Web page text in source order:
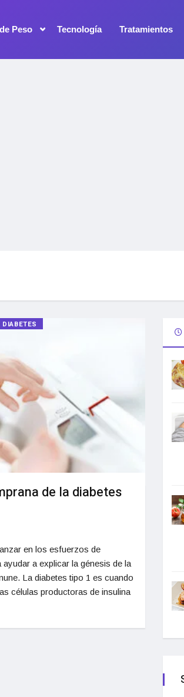
Peso Tecnología Tratamientos
de la diabetes
en los esfuerzos de
a explicar la génesis de la
La diabetes tipo 1 es cuando
células productoras de insulina